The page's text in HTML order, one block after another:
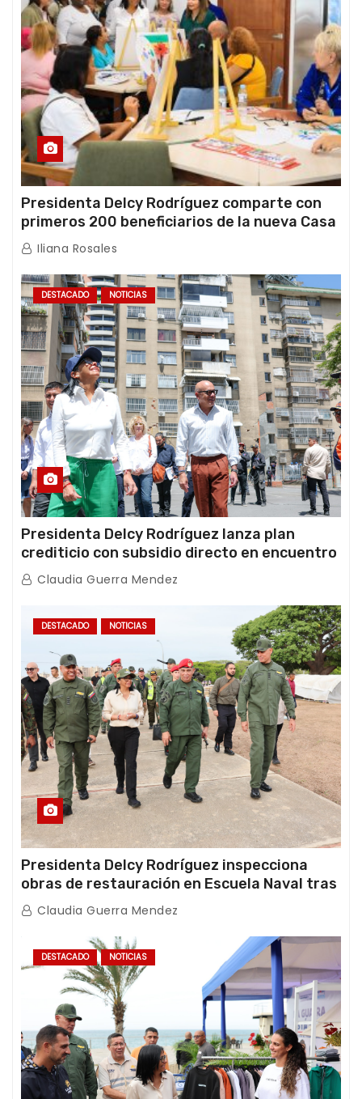
Presidenta Delcy Rodríguez comparte con
primeros 200 beneficiarios de la nueva Casa
de los Abuelos “La Primavera” en Caracas
Iliana Rosales
DESTACADO NOTICIAS
Presidenta Delcy Rodríguez lanza plan
crediticio con subsidio directo en encuentro
con Juntas de Condominio
Claudia Guerra Mendez
DESTACADO NOTICIAS
Presidenta Delcy Rodríguez inspecciona
obras de restauración en Escuela Naval tras
afectaciones sísmicas en La Guaira
Claudia Guerra Mendez
DESTACADO NOTICIAS